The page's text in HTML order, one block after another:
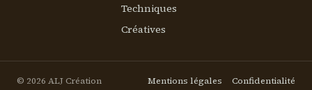
Techniques
Créatives
© 2026 ALJ Création Mentions légales Confidentialité